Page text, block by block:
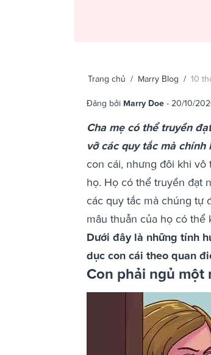
Trang chủ / Marry Blog / 10
Đăng bởi Marry Doe - 20/10/
Cha mẹ có thể truyền
vỡ các quy tắc mà chính
con cái, nhưng đôi khi
họ. Họ có thể truyền đạt
các quy tắc mà chúng tự
mâu thuẫn của họ có thể
Dưới đây là những tính
dục con cái theo quan
Con phải ngủ một